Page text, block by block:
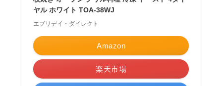
ヤル ホワイト TOA-38WJ
エブリデイ・ダイレクト
Amazon
楽天市場